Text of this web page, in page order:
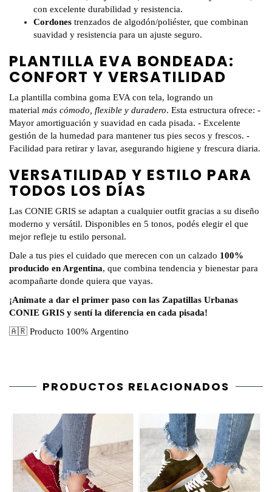
con excelente durabilidad y resistencia.
Cordones trenzados de algodón/poliéster, que combinan
suavidad y resistencia para un ajuste seguro.
PLANTILLA EVA BONDEADA:
CONFORT Y VERSATILIDAD
La plantilla combina goma EVA con tela, logrando un
material más cómodo, flexible y duradero. Esta estructura ofrece: -
Mayor amortiguación y suavidad en cada pisada. - Excelente
gestión de la humedad para mantener tus pies secos y frescos. -
Facilidad para retirar y lavar, asegurando higiene y frescura diaria.
VERSATILIDAD Y ESTILO PARA
TODOS LOS DÍAS
Las CONIE GRIS se adaptan a cualquier outfit gracias a su diseño
moderno y versátil. Disponibles en 5 tonos, podés elegir el que
mejor refleje tu estilo personal.
Dale a tus pies el cuidado que merecen con un calzado 100%
producido en Argentina, que combina tendencia y bienestar para
acompañarte donde quiera que vayas.
¡Animate a dar el primer paso con las Zapatillas Urbanas
CONIE GRIS y sentí la diferencia en cada pisada!
🇦🇷 Producto 100% Argentino
PRODUCTOS RELACIONADOS